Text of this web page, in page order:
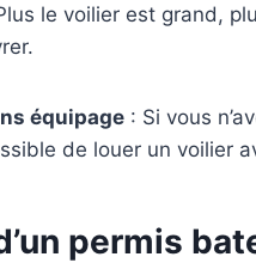
le voilier est grand,
équipage : Si vous
de louer un voilier
permis